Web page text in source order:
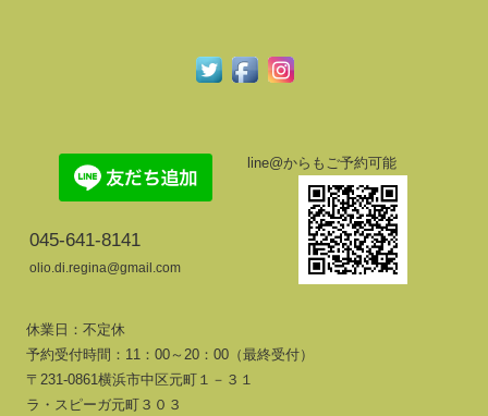
045-641-8141
olio.di.regina@gmail.com
line@からもご予約可能
休業日：不定休
予約受付時間：11：00～20：00（最終受付）
〒231-0861横浜市中区元町１－３１
ラ・スピーガ元町３０３